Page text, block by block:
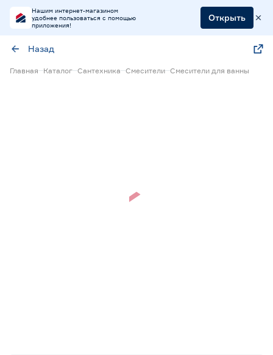
Нашим интернет-магазином
удобнее пользоваться с помощью
приложения!
Открыть
Назад
Главная Каталог Сантехника Смесители Смесители для ванны